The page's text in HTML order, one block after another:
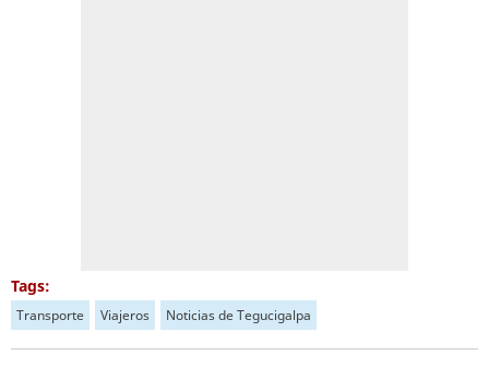
Tags:
Transporte Viajeros Noticias de Tegucigalpa